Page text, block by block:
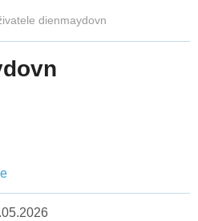
dienmaydovn